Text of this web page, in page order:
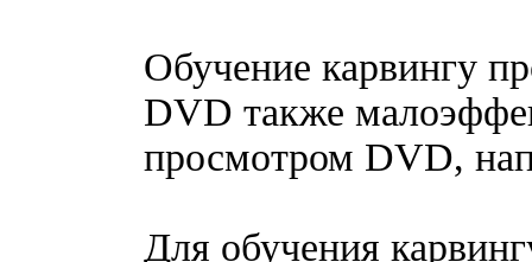
Обучение карвингу
DVD также
просмотром DVD,
Для обучения